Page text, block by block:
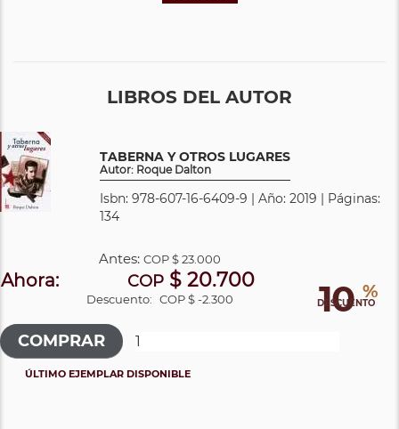
LIBROS DEL AUTOR
TABERNA Y OTROS LUGARES
Autor: Roque Dalton
Isbn: 978-607-16-6409-9 | Año: 2019 | Páginas:
134
10 %
DESCUENTO
Antes: COP$ 23.000
Ahora: COP$ 20.700
Descuento: COP $ -2.300
ÚLTIMO EJEMPLAR DISPONIBLE